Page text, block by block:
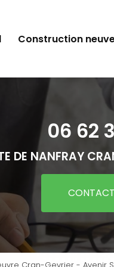
Construction
06 62
DE NANFRAY